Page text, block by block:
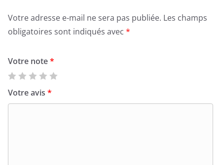
Votre adresse e-mail ne sera pas publiée. Les champs
obligatoires sont indiqués avec *
Votre note*
Votre avis *